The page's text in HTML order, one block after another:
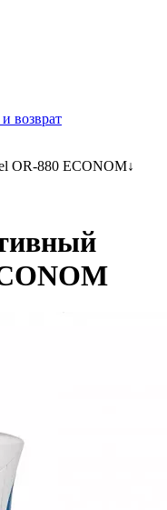
возврат
OR-880 ECONOM↓